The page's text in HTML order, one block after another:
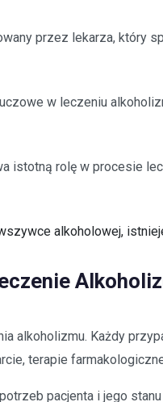
przez lekarza, który
w leczeniu
istotną rolę w procesie
alkoholowej,
alkoholizmu. Każdy
terapie
pacjenta i jego